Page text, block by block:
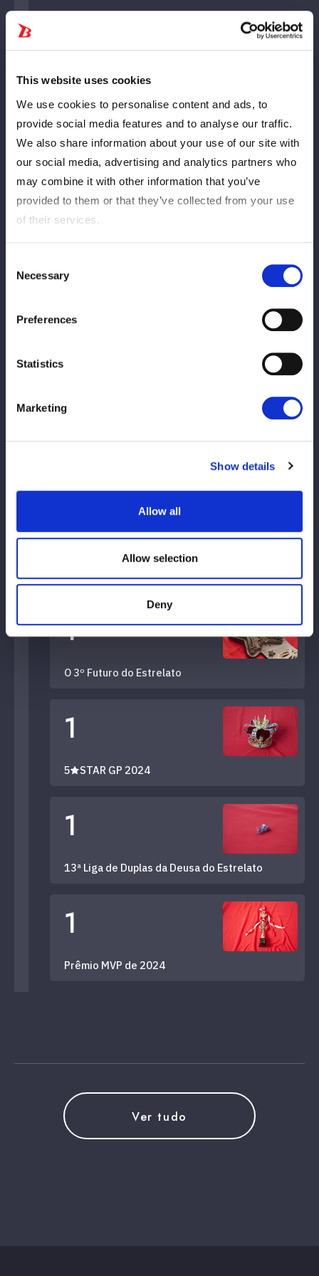
This website uses cookies
We use cookies to personalise content and ads, to
provide social media features and to analyse our traffic.
We also share information about your use of our site with
our social media, advertising and analytics partners who
may combine it with other information that you’ve
provided to them or that they’ve collected from your use
of their services.
Selection
Necessary
Preferences
Statistics
Marketing
Show details
Allow all
Allow selection
Deny
柔道の実業団で実績を積み、2019年にスカウトされJTO
へ加入。2020年1月にジュリア、朱里とDonna del
Mondoを結成し、同年7月にフューチャー王座を初戴
「舞ひめ」でゴッデス王座を巻くと、23年12月には鈴季
すずとの王座決定戦を制しワールド王座を初戴冠。陥落
直後の24年の5★STAR GPでは、史上初となる全勝優勝
を達成した。25年4月にはヒジの手術のため長期欠場
し、同年12月に復帰。25年2月には、24年1月から活動
したE neXus Vを解散し、無所属となった。
タイトル歴
1
1
3
23º, 26º e 32º Artistas do Estrelato
1
O 3º Futuro do Estrelato
1
5★STAR GP 2024
1
13ª Liga de Duplas da Deusa do Estrelato
1
Prêmio MVP de 2024
Ver tudo